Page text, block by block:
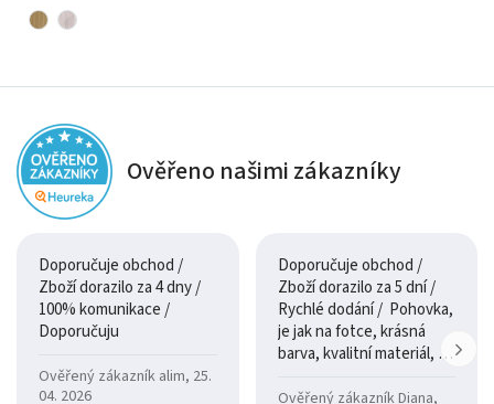
Ověřeno našimi zákazníky
Doporučuje obchod /
Zboží dorazilo za 4 dny /
100% komunikace /
Doporučuju
Ověřený zákazník alim, 25.
04. 2026
Doporučuje obchod /
Zboží dorazilo za 5 dní /
Rychlé dodání / Pohovka,
je jak na fotce, krásná
barva, kvalitní materiál, a
Ověřený zákazník Diana,